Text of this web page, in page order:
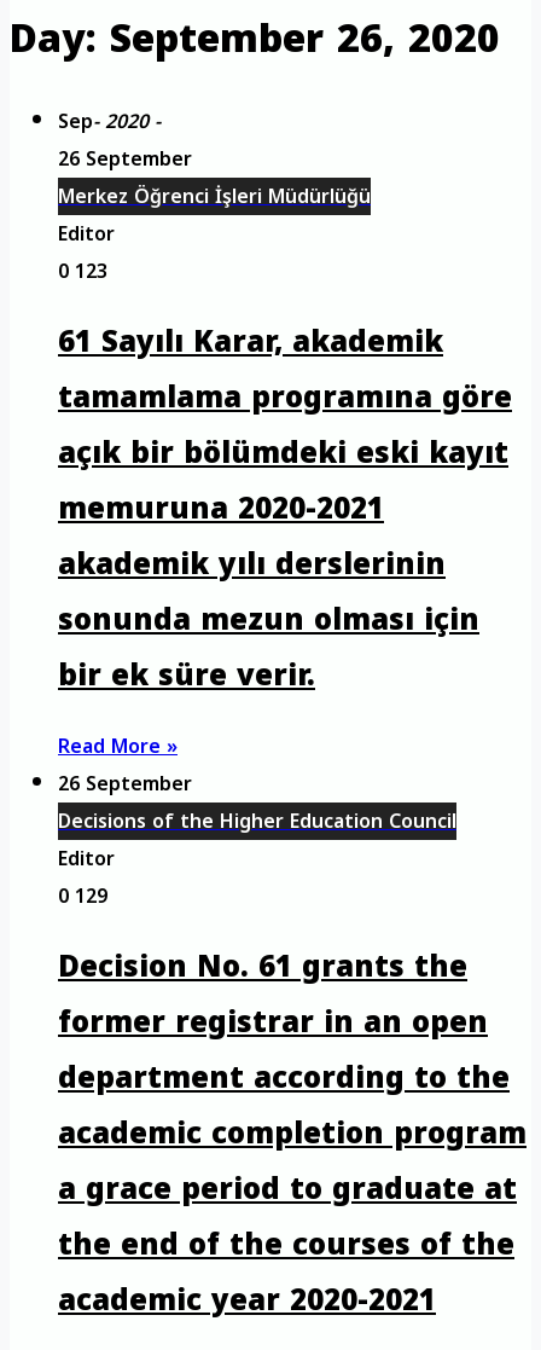
Day: September 26, 2020
Sep- 2020 -
26 September
Merkez Öğrenci İşleri Müdürlüğü
Editor
0123
61 Sayılı Karar, akademik
tamamlama programına göre
açık bir bölümdeki eski kayıt
memuruna 2020-2021
akademik yılı derslerinin
sonunda mezun olması için
bir ek süre verir.
Read More »
26 September
Decisions of the Higher Education Council
Editor
0129
Decision No. 61 grants the
former registrar in an open
department according to the
academic completion program
a grace period to graduate at
the end of the courses of the
academic year 2020-2021